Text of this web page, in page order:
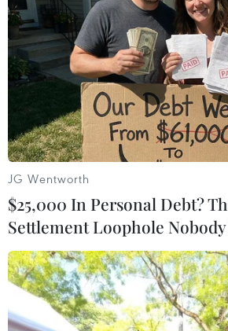
Indonesia kỳ vọng RCEP
công nghiệp giá trị gia tăng
09/11/2021 15:07
Giám đốc Trung tâm chính sách
JG Wentworth
$25,000 In Personal Debt?
Settlement Loophole